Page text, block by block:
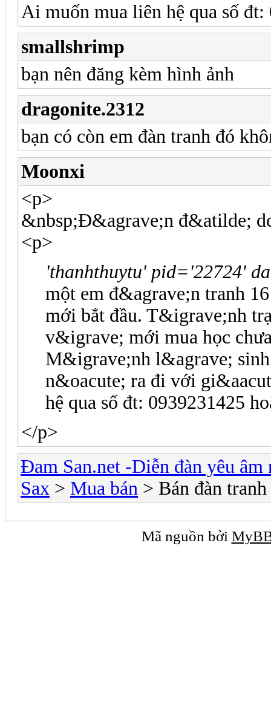
Ai muốn mua liên hệ qua số
smallshrimp
bạn nên đăng kèm hình ảnh
dragonite.2312
bạn có còn em đàn tranh đó
Moonxi
<p>
&nbsp;Đ&agrave;n đ&atilde;
<p>
'thanhthuytu' pid='22724'
một em đ&agrave;n tranh
mới bắt đầu. T&igrave;nh
v&igrave; mới mua học
M&igrave;nh l&agrave;
n&oacute; ra đi với
hệ qua số đt: 0939231425
</p>
Đam San.net -Diễn đàn yêu âm
Sax > Mua bán > Bán đàn tranh
Mã nguồn bởi